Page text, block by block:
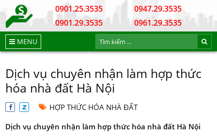
0901.25.3535
0901.29.3535
0947.29.3535
0961.29.3535
MENU
Dịch vụ chuyên nhận làm hợp thức
hóa nhà đất Hà Nội
HỢP THỨC HÓA NHÀ ĐẤT
Dịch vụ chuyên nhận làm hợp thức hóa nhà đất Hà Nội